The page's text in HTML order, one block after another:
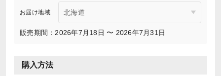
お届け地域
販売期間：2026年7月18日 〜 2026年7月31日
購入方法